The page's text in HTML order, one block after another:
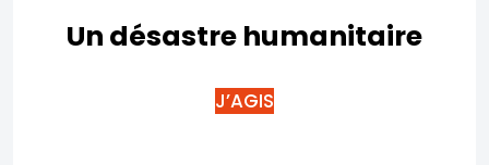
Un désastre humanitaire
J’AGIS